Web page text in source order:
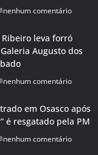
nenhum comentário
leva forró
Augusto dos
nenhum comentário
em Osasco após
é resgatado pela PM
nenhum comentário